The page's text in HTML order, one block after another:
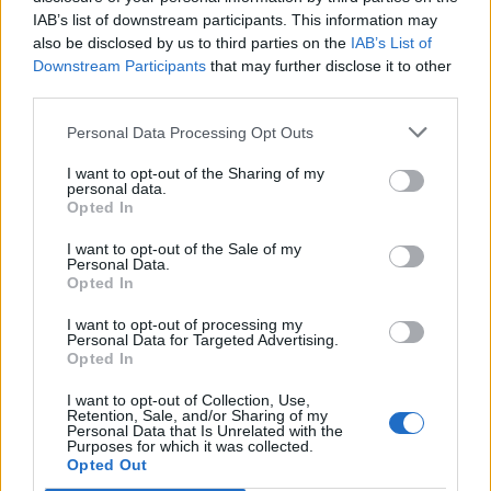
IAB’s list of downstream participants. This information may
also be disclosed by us to third parties on the IAB’s List of
Downstream Participants that may further disclose it to other
Personal Data Processing Opt Outs
I want to opt-out of the Sharing of my
personal data.
Opted In
I want to opt-out of the Sale of my
Personal Data.
Opted In
I want to opt-out of processing my
Personal Data for Targeted Advertising.
Opted In
I want to opt-out of Collection, Use,
Retention, Sale, and/or Sharing of my
Personal Data that Is Unrelated with the
Purposes for which it was collected.
Opted Out
ΔΕΗ: Ισχυρή ανάπτυξη στο α΄ εξάμηνο 2026 με
προσαρμοσμένο EBITDA στα 1,2 δισ. ευρώ
05/08/2026 - 17:51 ΕΝΕΡΓΕΙΑ
Όμιλος AKTOR: Εξαγοράζει το 75% των ΗΛΕΚΤΩΡ
και THALIS – Στρατηγική συνεργασία με τη Motor
05/08/2026 - 17:39
ΗΠΑ: Επιβράδυνση των προσλήψεων στον ιδιωτικό
τομέα τον Ιούλιο - Δημιουργήθηκαν μόνο 44.000
05/08/2026 - 17:16 ΚΟΣΜΟΣ
έρευνα και την καινοτομία
05/08/2026 - 16:51 ΠΟΛΙΤΙΚΗ
Ν. Χαρδαλιάς: Μηδενική ανοχή και σε νομικό